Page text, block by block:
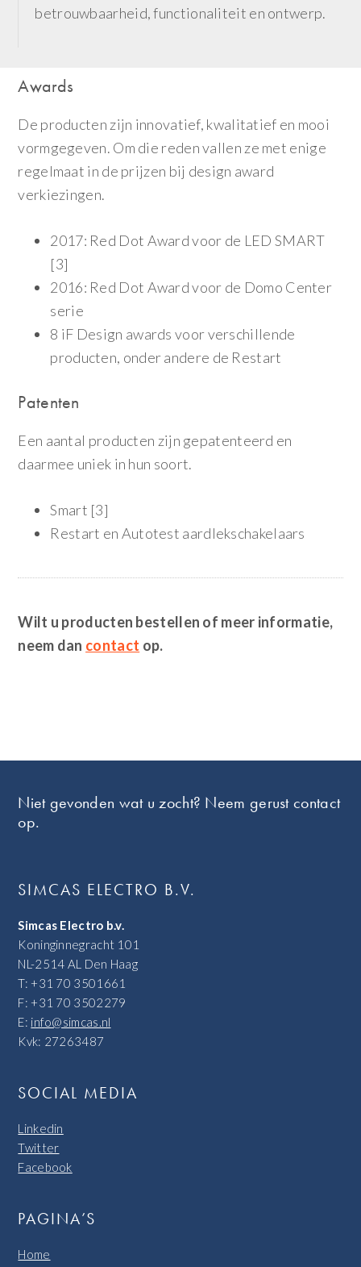
betrouwbaarheid, functionaliteit en ontwerp.
Awards
De producten zijn innovatief, kwalitatief en mooi
vormgegeven. Om die reden vallen ze met enige
regelmaat in de prijzen bij design award
verkiezingen.
2017: Red Dot Award voor de LED SMART
[3]
2016: Red Dot Award voor de Domo Center
serie
8 iF Design awards voor verschillende
producten, onder andere de Restart
Patenten
Een aantal producten zijn gepatenteerd en
daarmee uniek in hun soort.
Smart [3]
Restart en Autotest aardlekschakelaars
Wilt u producten bestellen of meer informatie,
neem dan contact op.
Niet gevonden wat u zocht? Neem gerust contact
op.
SIMCAS ELECTRO B.V.
Simcas Electro b.v.
Koninginnegracht 101
NL-2514 AL Den Haag
T: +31 70 3501661
F: +31 70 3502279
E: info@simcas.nl
Kvk: 27263487
SOCIAL MEDIA
Linkedin
Twitter
Facebook
PAGINA’S
Home